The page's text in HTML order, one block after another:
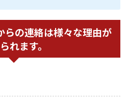
らの連絡は様々な理由が
れます。